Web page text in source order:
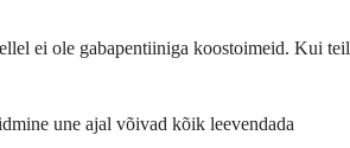
ei ole gabapentiiniga koostoimeid. Kui teil
une ajal võivad kõik leevendada